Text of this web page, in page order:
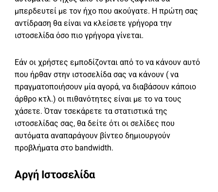
μπερδευτεί με τον ήχο που ακούγατε. Η πρώτη σας
αντίδραση θα είναι να κλείσετε γρήγορα την
ιστοσελίδα όσο πιο γρήγορα γίνεται.
Εάν οι χρήστες εμποδίζονται από το να κάνουν αυτό
που ήρθαν στην ιστοσελίδα σας να κάνουν ( να
πραγματοποιήσουν μία αγορά, να διαβάσουν κάποιο
άρθρο κτλ.) οι πιθανότητες είναι με το να τους
χάσετε. Όταν τσεκάρετε τα στατιστικά της
ιστοσελίδας σας, θα δείτε ότι οι σελίδες που
αυτόματα αναπαράγουν βίντεο δημιουργούν
προβλήματα στο bandwidth.
Αργή Ιστοσελίδα